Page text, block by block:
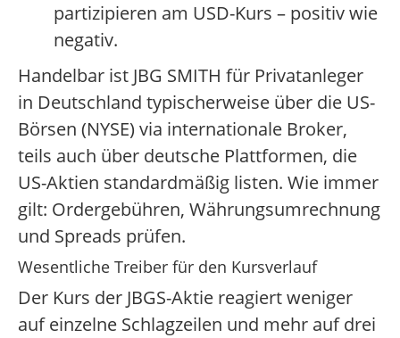
partizipieren am USD-Kurs – positiv wie
negativ.
Handelbar ist JBG SMITH für Privatanleger
in Deutschland typischerweise über die US-
Börsen (NYSE) via internationale Broker,
teils auch über deutsche Plattformen, die
US-Aktien standardmäßig listen. Wie immer
gilt: Ordergebühren, Währungsumrechnung
und Spreads prüfen.
Wesentliche Treiber für den Kursverlauf
Der Kurs der JBGS-Aktie reagiert weniger
auf einzelne Schlagzeilen und mehr auf drei